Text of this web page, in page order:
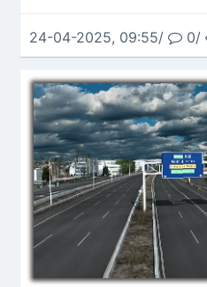
24-04-2025, 09:55/ 0/